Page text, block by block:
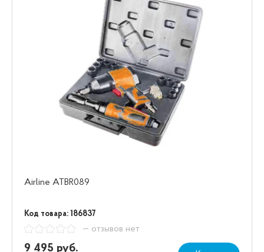
Airline ATBR089
Код товара: 186837
— отзывов нет
9 495 руб.